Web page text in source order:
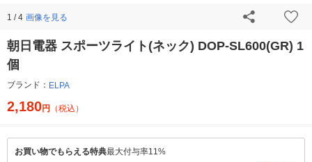
1 / 4 画像を見る
朝日電器 スポーツライト(ネック) DOP-SL600(GR) 1
個
ブランド： ELPA
2,180円 （税込）
お買い物でもらえる特典最大付与率11%